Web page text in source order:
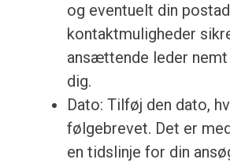
og eventuelt din
kontaktmuligheder
ansættende leder
dig.
Dato: Tilføj den dato,
følgebrevet. Det er
en tidslinje for din